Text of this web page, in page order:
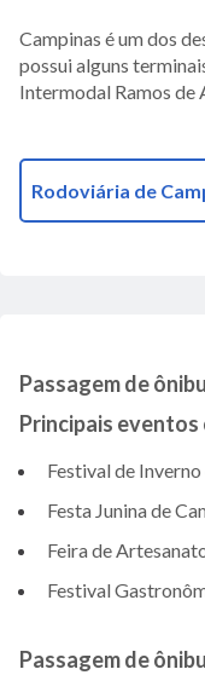
Campinas é um dos
possui alguns
Intermodal Ramos de
Rodoviária de
Passagem de
Principais eventos
Festival de
Festa Junina de
Feira de
Festival
Passagem de